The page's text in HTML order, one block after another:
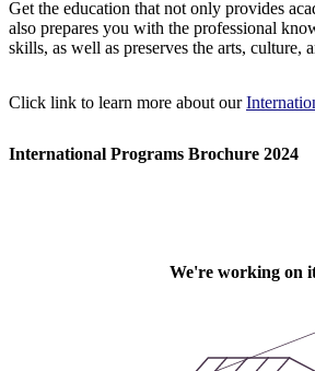
Get the education that not only provides
also prepares you with the professional
skills, as well as preserves the arts, culture,
Click link to learn more about our
International Programs Brochure 2024